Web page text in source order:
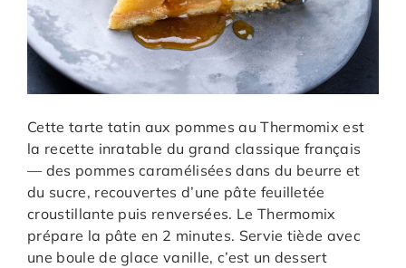
Cette tarte tatin aux pommes au Thermomix est
la recette inratable du grand classique français
— des pommes caramélisées dans du beurre et
du sucre, recouvertes d’une pâte feuilletée
croustillante puis renversées. Le Thermomix
prépare la pâte en 2 minutes. Servie tiède avec
une boule de glace vanille, c’est un dessert